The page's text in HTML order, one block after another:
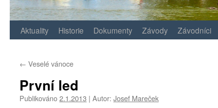
Přejít
obsahu
webu
Aktuality Historie Dokumenty Závody Závodníci
← Veselé vánoce
První led
Publikováno2.1.2013 | Autor: Josef Mareček